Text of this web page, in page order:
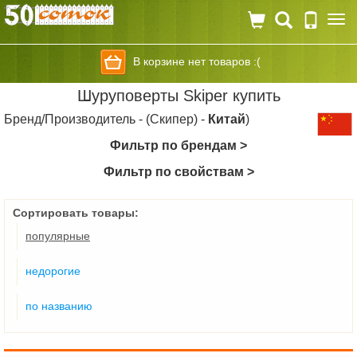
В корзине нет товаров :(
Шуруповерты Skiper купить
Бренд/Производитель - (Скипер) - Китай)
Фильтр по брендам >
Фильтр по свойствам >
Сортировать товары:
популярные
недорогие
по названию